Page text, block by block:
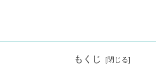
もくじ